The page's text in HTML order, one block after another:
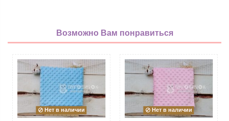
Возможно Вам понравиться
Нет в наличии Нет в наличии